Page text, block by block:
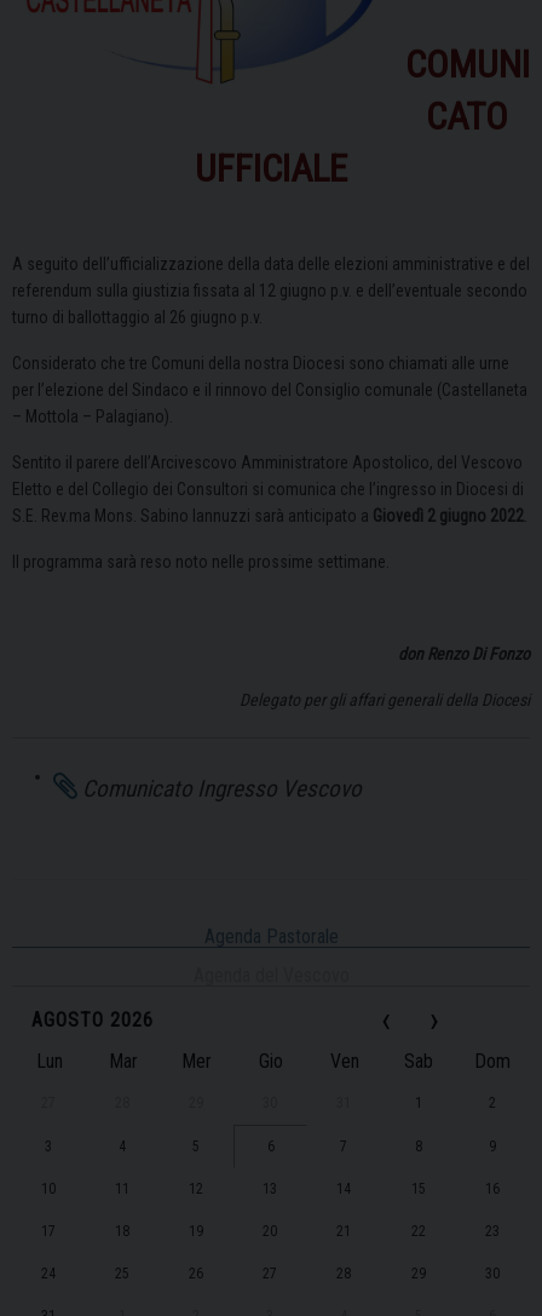
COMUNI
CATO
UFFICIALE
A seguito dell’ufficializzazione della data delle elezioni amministrative e del
referendum sulla giustizia fissata al 12 giugno p.v. e dell’eventuale secondo
turno di ballottaggio al 26 giugno p.v.
Considerato che tre Comuni della nostra Diocesi sono chiamati alle urne
per l’elezione del Sindaco e il rinnovo del Consiglio comunale (Castellaneta
– Mottola – Palagiano).
Sentito il parere dell’Arcivescovo Amministratore Apostolico, del Vescovo
Eletto e del Collegio dei Consultori si comunica che l’ingresso in Diocesi di
S.E. Rev.ma Mons. Sabino Iannuzzi sarà anticipato a Giovedì 2 giugno 2022.
Il programma sarà reso noto nelle prossime settimane.
don Renzo Di Fonzo
Delegato per gli affari generali della Diocesi
Comunicato Ingresso Vescovo
Agenda Pastorale
‹
AGOSTO 2026 ›
Lun Mar Mer Gio Ven Sab Dom
1 2
3 4 5 6 7 8 9
10 11 12 13 14 15 16
17 18 19 20 21 22 23
24 25 26 27 28 29 30